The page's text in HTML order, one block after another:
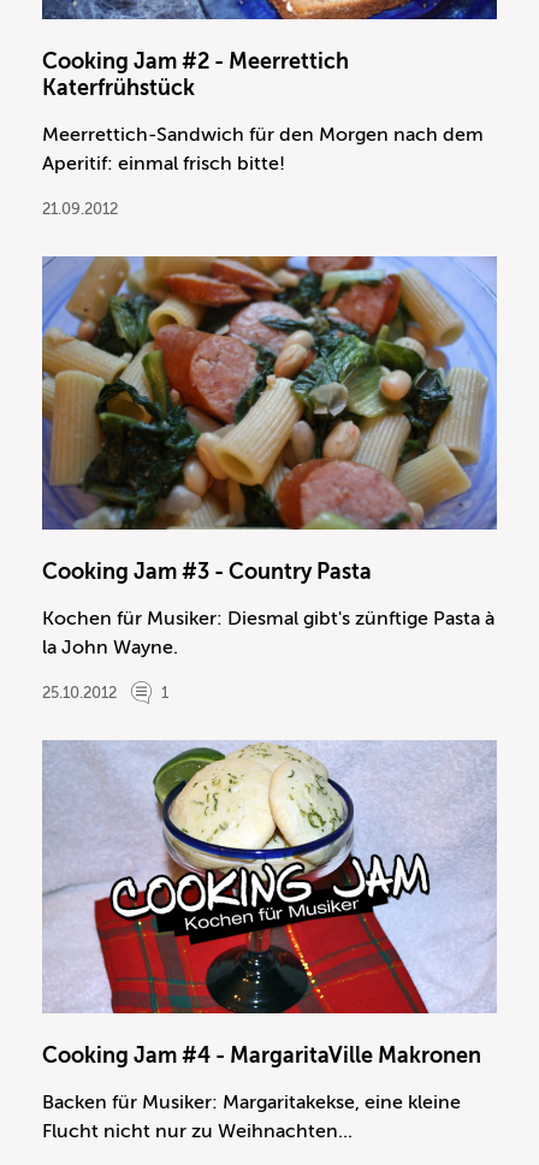
Cooking Jam #2 - Meerrettich
Katerfrühstück
Meerrettich-Sandwich für den Morgen nach dem
Aperitif: einmal frisch bitte!
21.09.2012
Cooking Jam #3 - Country Pasta
Kochen für Musiker: Diesmal gibt's zünftige Pasta à
la John Wayne.
25.10.2012 1
Cooking Jam #4 - MargaritaVille Makronen
Backen für Musiker: Margaritakekse, eine kleine
Flucht nicht nur zu Weihnachten...